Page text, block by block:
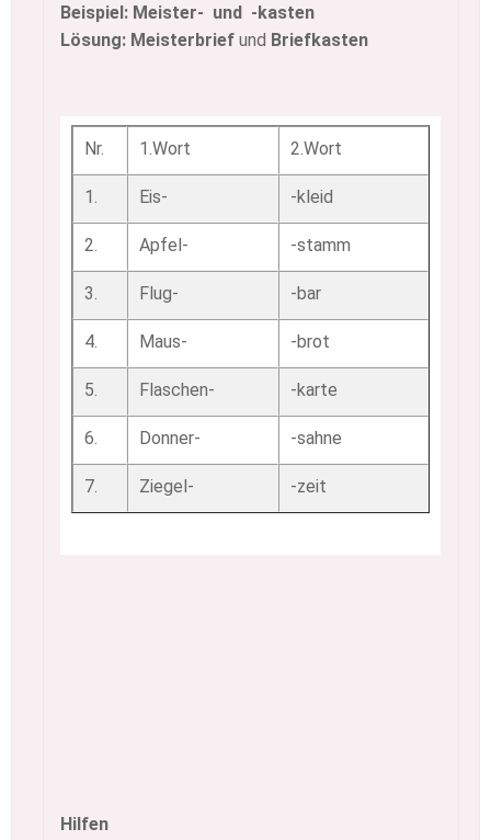
Beispiel: Meister- und -kasten
Lösung: Meisterbrief und Briefkasten
Nr. 1.Wort 2.Wort
1. Eis- -kleid
2. Apfel- -stamm
3. Flug- -bar
4. Maus- -brot
5. Flaschen- -karte
6. Donner- -sahne
7. Ziegel- -zeit
Hilfen